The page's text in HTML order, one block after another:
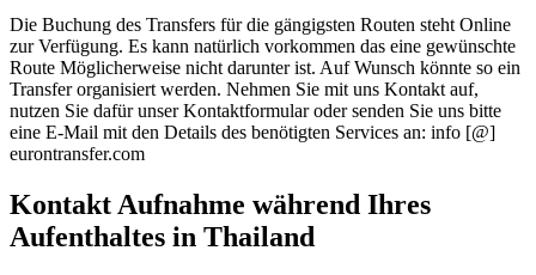
Die Buchung des Transfers für die gängigsten Routen steht Online
zur Verfügung. Es kann natürlich vorkommen das eine gewünschte
Route Möglicherweise nicht darunter ist. Auf Wunsch könnte so ein
Transfer organisiert werden. Nehmen Sie mit uns Kontakt auf,
nutzen Sie dafür unser Kontaktformular oder senden Sie uns bitte
eine E-Mail mit den Details des benötigten Services an: info [@]
eurontransfer.com
Kontakt Aufnahme während Ihres
Aufenthaltes in Thailand